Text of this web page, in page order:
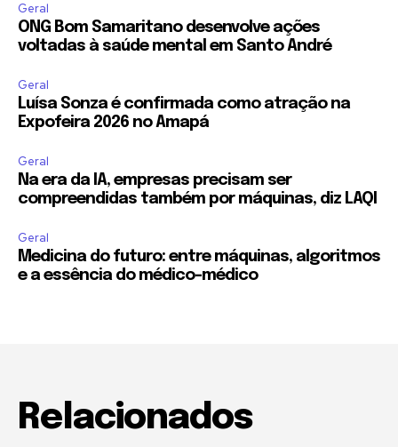
Geral
ONG Bom Samaritano desenvolve ações
voltadas à saúde mental em Santo André
Geral
Luísa Sonza é confirmada como atração na
Expofeira 2026 no Amapá
Geral
Na era da IA, empresas precisam ser
compreendidas também por máquinas, diz LAQI
Geral
Medicina do futuro: entre máquinas, algoritmos
e a essência do médico-médico
Relacionados